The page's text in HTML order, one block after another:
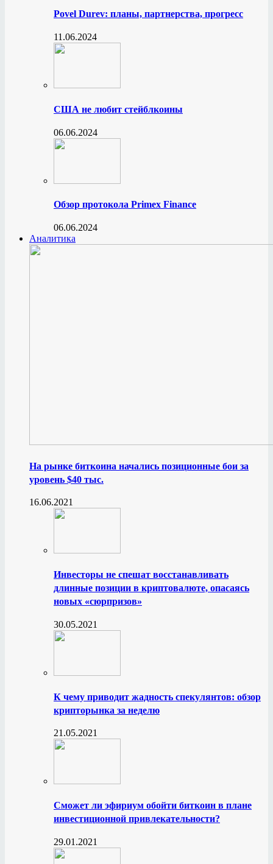
Povel Durev: планы, партнерства, прогресс
11.06.2024
США не любит стейблкоины
06.06.2024
Обзор протокола Primex Finance
06.06.2024
Аналитика
На рынке биткоина начались позиционные бои за
уровень $40 тыс.
16.06.2021
Инвесторы не спешат восстанавливать
длинные позиции в криптовалюте, опасаясь
новых «сюрпризов»
30.05.2021
К чему приводит жадность спекулянтов: обзор
крипторынка за неделю
21.05.2021
Сможет ли эфириум обойти биткоин в плане
инвестиционной привлекательности?
29.01.2021